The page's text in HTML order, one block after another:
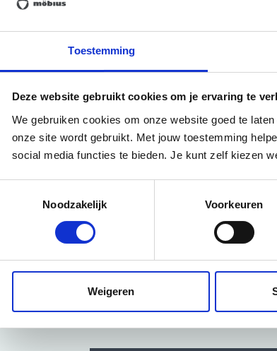
Toestemming
Deze website gebruikt cookies om je ervaring te
We gebruiken cookies om onze website goed te
onze site wordt gebruikt. Met jouw toestemming
social media functies te bieden. Je kunt zelf kiezen
Noodzakelijk
Voorkeuren
Weigeren
van master
Goede data is de sleutel tot succes.
management en data governance.